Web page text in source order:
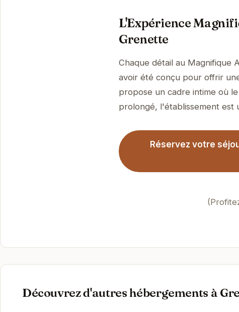
L'Expérience
Grenette
Chaque détail au Magnifique
avoir été conçu pour offrir
propose un cadre intime où
prolongé, l'établissement est
Réservez votre
Découvrez d'autres hébergements à